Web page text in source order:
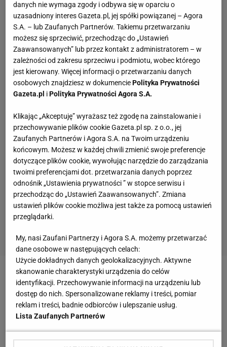
W meczu
z Kolumbią Georgios Samaras trafił w
poprzeczkę, a strzał Panagiotisa Kone wspaniale
obronił David Ospina. - To nie jest żadna
psychologiczna blokada, zdecydowanie nie -
komentował inny obrońca, Vasileios Torosidis. -
danych nie wymaga zgody i odbywa się w oparciu o
uzasadniony interes Gazeta.pl, jej spółki powiązanej – Agora
S.A. – lub Zaufanych Partnerów. Takiemu przetwarzaniu
możesz się sprzeciwić, przechodząc do „Ustawień
Zaawansowanych” lub przez kontakt z administratorem – w
zależności od zakresu sprzeciwu i podmiotu, wobec którego
jest kierowany. Więcej informacji o przetwarzaniu danych
osobowych znajdziesz w dokumenciePolityka Prywatności
Gazeta.pl iPolityka Prywatności Agora S.A.
Klikając „Akceptuję” wyrażasz też zgodę na zainstalowanie i
przechowywanie plików cookie Gazeta.pl sp. z o.o., jej
Zaufanych Partnerów i Agora S.A. na Twoim urządzeniu
końcowym. Możesz w każdej chwili zmienić swoje preferencje
dotyczące plików cookie, wywołując narzędzie do zarządzania
twoimi preferencjami dot. przetwarzania danych poprzez
odnośnik „Ustawienia prywatności ” w stopce serwisu i
przechodząc do „Ustawień Zaawansowanych”. Zmiana
ustawień plików cookie możliwa jest także za pomocą ustawień
przeglądarki.
My, nasi Zaufani Partnerzy i Agora S.A. możemy przetwarzać
dane osobowe w następujących celach:
Użycie dokładnych danych geolokalizacyjnych. Aktywne
skanowanie charakterystyki urządzenia do celów
identyfikacji. Przechowywanie informacji na urządzeniu lub
dostęp do nich. Spersonalizowane reklamy i treści, pomiar
reklam i treści, badnie odbiorców i ulepszanie usług.
Lista Zaufanych Partnerów